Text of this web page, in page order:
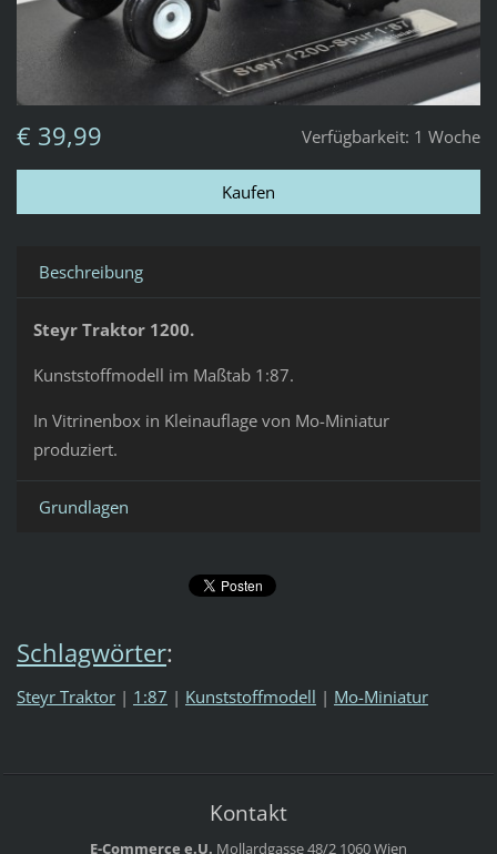
Verfügbarkeit: 1 Woche
€ 39,99
Beschreibung
Steyr Traktor 1200.
Kunststoffmodell im Maßtab 1:87.
In Vitrinenbox in Kleinauflage von Mo-Miniatur
produziert.
Grundlagen
Schlagwörter:
Steyr Traktor | 1:87 | Kunststoffmodell | Mo-Miniatur
Kontakt
E-Commerce e.U. Mollardgasse 48/2 1060 Wien